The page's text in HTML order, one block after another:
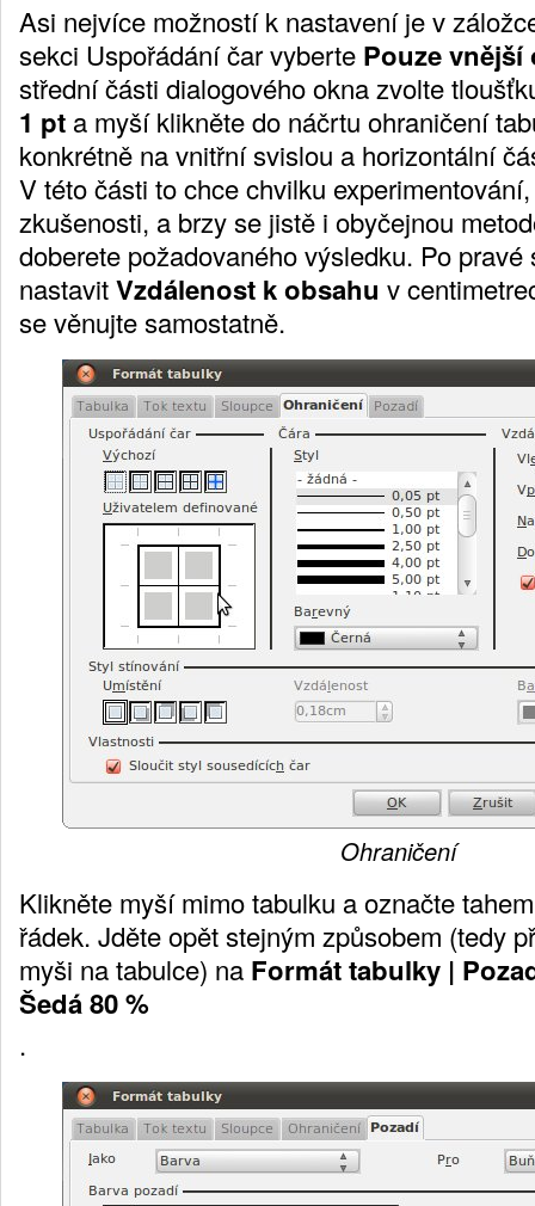
Asi nejvíce možností k nastavení je v
sekci Uspořádání čar vyberte Pouze
střední části dialogového okna zvolte
1 pt a myší klikněte do náčrtu ohraničení
konkrétně na vnitřní svislou a horizontální
V této části to chce chvilku
zkušenosti, a brzy se jistě i obyčejnou
doberete požadovaného výsledku. Po pravé
nastavitVzdálenost k obsahu v
se věnujte samostatně.
Ohraničení
Klikněte myší mimo tabulku a označte
řádek. Jděte opět stejným způsobem (tedy
myši na tabulce) na Formát tabulky |
Šedá 80 %
.